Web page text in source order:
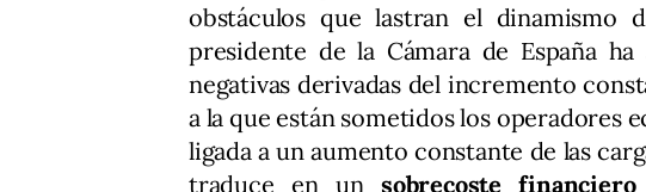
obstáculos que lastran el dinamismo
presidente de la Cámara de España
negativas derivadas del incremento
a la que están sometidos los operadores
ligada a un aumento constante de las
traduce en un sobrecoste